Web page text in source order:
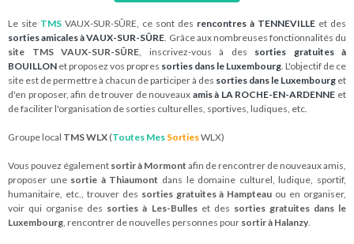
Le site TMS VAUX-SUR-SÛRE, ce sont des rencontres à TENNEVILLE et des
sorties amicales à VAUX-SUR-SÛRE. Grâce aux nombreuses fonctionnalités du
site TMS VAUX-SUR-SÛRE, inscrivez-vous à des sorties gratuites à
BOUILLON et proposez vos propres sorties dans le Luxembourg. L'objectif de ce
site est de permettre à chacun de participer à des sorties dans le Luxembourg et
d'en proposer, afin de trouver de nouveaux amis à LA ROCHE-EN-ARDENNE et
de faciliter l'organisation de sorties culturelles, sportives, ludiques, etc.
Groupe local TMS WLX (Toutes Mes SortiesWLX)
Vous pouvez également sortir à Mormont afin de rencontrer de nouveaux amis,
proposer une sortie à Thiaumont dans le domaine culturel, ludique, sportif,
humanitaire, etc., trouver des sorties gratuites à Hampteau ou en organiser,
voir qui organise des sorties à Les-Bulleset des sorties gratuites dans le
Luxembourg, rencontrer de nouvelles personnes pour sortir à Halanzy.